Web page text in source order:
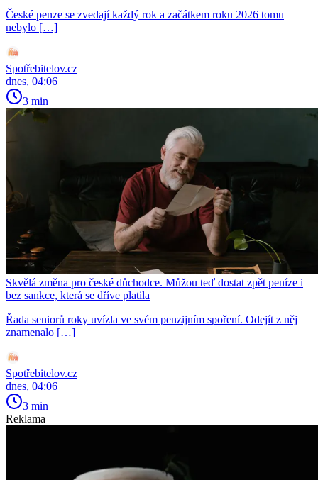
České penze se zvedají každý rok a začátkem roku 2026 tomu
nebylo […]
Spotřebitelov.cz
dnes, 04:06
3 min
Skvělá změna pro české důchodce. Můžou teď dostat zpět peníze i
bez sankce, která se dříve platila
Řada seniorů roky uvízla ve svém penzijním spoření. Odejít z něj
znamenalo […]
Spotřebitelov.cz
dnes, 04:06
3 min
Reklama